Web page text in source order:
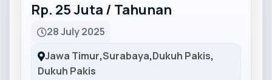
Rp. 25 Juta / Tahunan
28 July 2025
Jawa Timur,Surabaya,Dukuh Pakis,
Dukuh Pakis